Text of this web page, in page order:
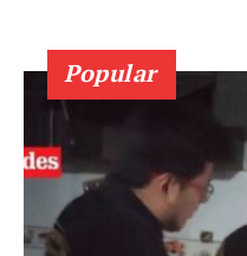
Popular